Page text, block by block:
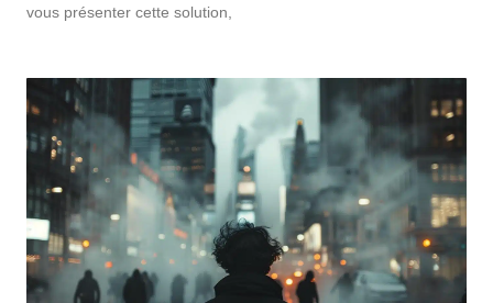
vous présenter cette solution,